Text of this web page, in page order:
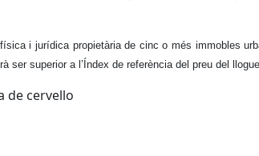
i jurídica propietària de cinc o més immobles
ser superior a l’Índex de referència del preu del